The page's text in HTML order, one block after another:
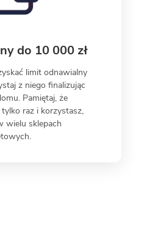
do 10 000 zł
limit odnawialny
z niego finalizując
Pamiętaj, że
raz i korzystasz,
wielu sklepach